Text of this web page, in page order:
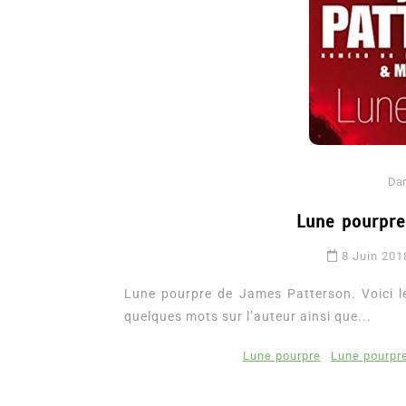
Lune
8 Juin
Lune pourpre de James Patterson. Voici
quelques mots sur l’auteur ainsi que...
Lune pourpre Lune
Romances – l’actualité :
2026
6 Juil 2026 0 3 052 words
littérature sentimentale